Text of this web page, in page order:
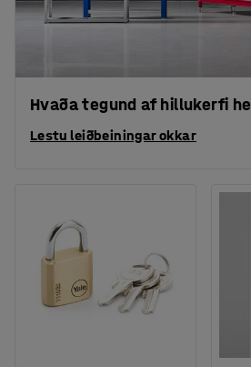
Hvaða tegund af hillukerfi
Lestu leiðbeiningar okkar